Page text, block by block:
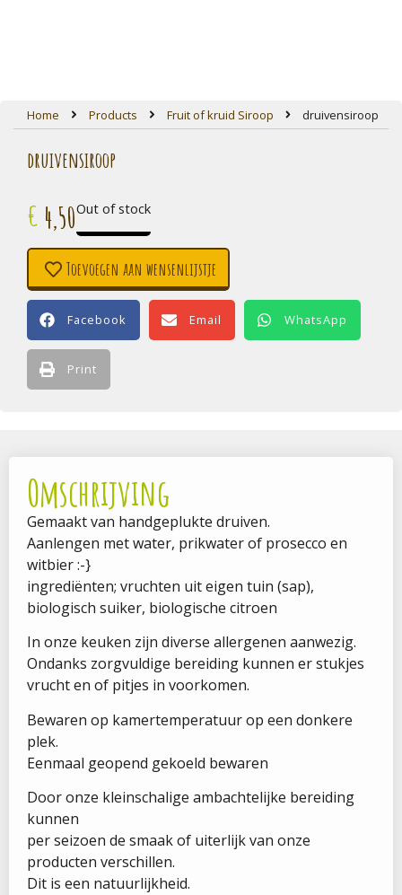
Home Products Fruit of kruid Siroop druivensiroop
druivensiroop
€ 4,50Out of stock
Toevoegen aan wensenlijstje
Facebook Email WhatsApp
Print
Omschrijving
Gemaakt van handgeplukte druiven.
Aanlengen met water, prikwater of prosecco en
witbier :-}
ingrediënten; vruchten uit eigen tuin (sap),
biologisch suiker, biologische citroen
In onze keuken zijn diverse allergenen aanwezig.
Ondanks zorgvuldige bereiding kunnen er stukjes
vrucht en of pitjes in voorkomen.
Bewaren op kamertemperatuur op een donkere
plek.
Eenmaal geopend gekoeld bewaren
Door onze kleinschalige ambachtelijke bereiding
kunnen
per seizoen de smaak of uiterlijk van onze
producten verschillen.
Dit is een natuurlijkheid.